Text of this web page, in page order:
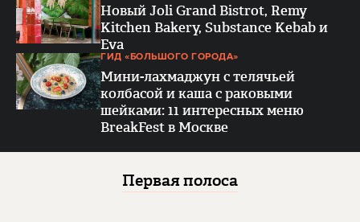
Новый Joli Grand Bistrot, Remy
Kitchen Bakery, Substance Kebab и
Eva
ГИД «БОЛЬШОГО ГОРОДА»
Мини-лахмаджун с телячьей
колбасой и каша с раковыми
шейками: 11 интересных меню
BreakFest в Москве
Первая полоса